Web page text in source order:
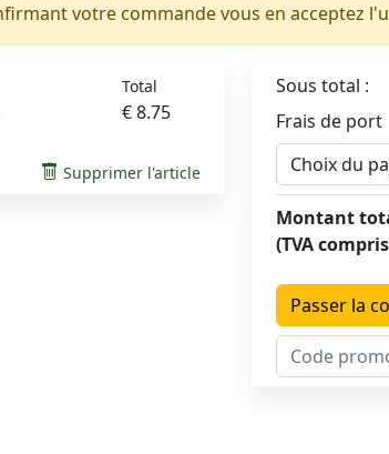
votre commande vous en acceptez
Total
€ 8.75
Supprimer l'article
Sous total :
Frais de port
Montant
(TVA
Passer la